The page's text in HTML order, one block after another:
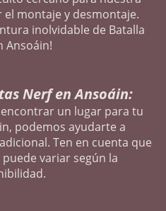
montaje y desmontaje.
inolvidable de Batalla
Ansoáin!
Nerf en Ansoáin:
un lugar para tu
podemos ayudarte a
Ten en cuenta que
variar según la